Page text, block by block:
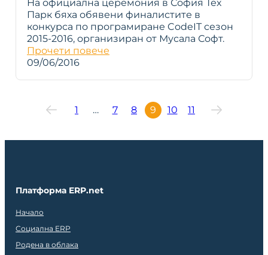
На официална церемония в София Тех
Парк бяха обявени финалистите в
конкурса по програмиране CodeIT сезон
2015-2016, oрганизиран от Мусала Софт.
Прочети повече
09/06/2016
1 … 7 8 9 10 11
Платформа ERP.net
Начало
Социална ERP
Родена в облака